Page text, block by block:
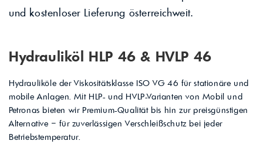
und kostenloser Lieferung österreichweit.
Hydrauliköl HLP 46 & HVLP 46
Hydrauliköle der Viskositätsklasse ISO VG 46 für stationäre und
mobile Anlagen. Mit HLP- und HVLP-Varianten von Mobil und
Petronas bieten wir Premium-Qualität bis hin zur preisgünstigen
Alternative – für zuverlässigen Verschleißschutz bei jeder
Betriebstemperatur.